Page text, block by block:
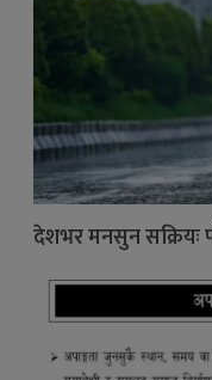
देशभर मनसुन सक्रियः